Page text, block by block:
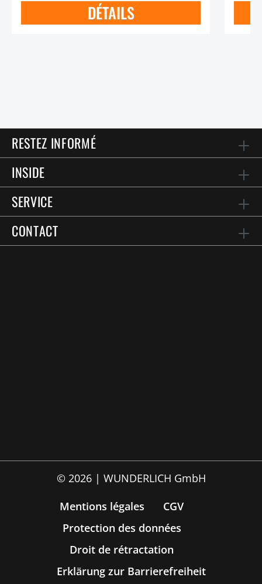
DÉTAILS
RESTEZ INFORMÉ
INSIDE
SERVICE
CONTACT
© 2026 | WUNDERLICH GmbH
Mentions légales
CGV
Protection des données
Droit de rétractation
Erklärung zur Barrierefreiheit